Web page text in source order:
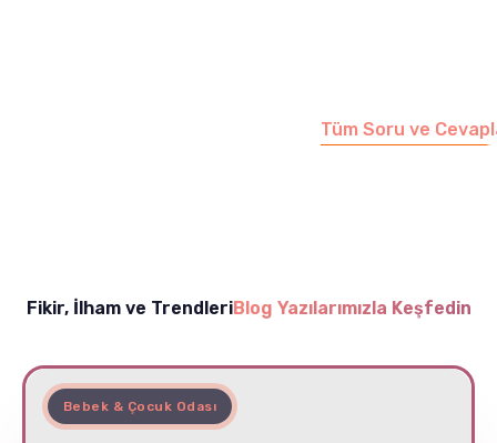
Tüm Soru ve
Fikir, İlham ve TrendleriBlog Yazılarımızla Keşfedin
Bebek & Çocuk Odası